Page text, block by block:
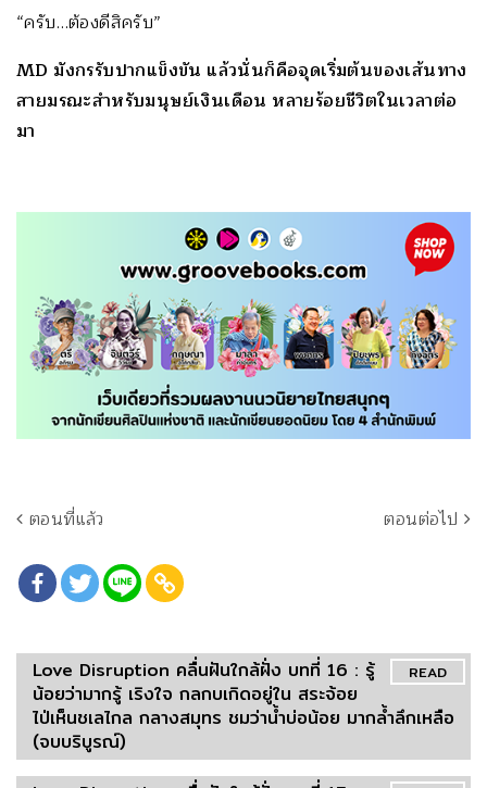
“ครับ…ต้องดีสิครับ”
MD มังกรรับปากแข็งขัน แล้วนั่นก็คือจุดเริ่มต้นของเส้นทาง
สายมรณะสำหรับมนุษย์เงินเดือน หลายร้อยชีวิตในเวลาต่อ
มา
ตอนที่แล้ว ตอนต่อไป
READ
Love Disruption คลื่นฝันใกล้ฝั่ง บทที่ 16 : รู้
น้อยว่ามากรู้ เริงใจ กลกบเกิดอยู่ใน สระจ้อย
ไป่เห็นชเลไกล กลางสมุทร ชมว่าน้ำบ่อน้อย มากล้ำลึกเหลือ
(จบบริบูรณ์)